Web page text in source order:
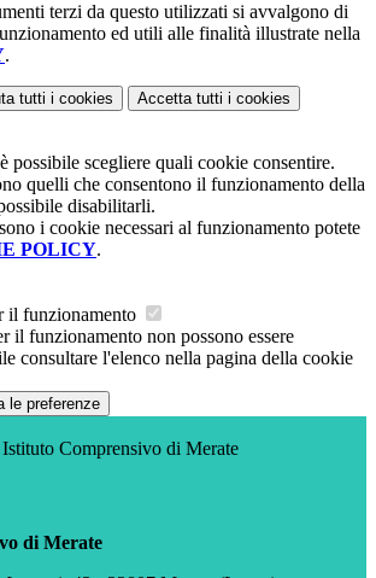
terzi da questo utilizzati si avvalgono di
ed utili alle finalità illustrate nella
.
tutti i cookies Accetta tutti i cookies
possibile scegliere quali cookie consentire.
quelli che consentono il funzionamento della
disabilitarli.
i cookie necessari al funzionamento potete
POLICY.
il funzionamento
il funzionamento non possono essere
consultare l'elenco nella pagina della cookie
le preferenze
Istituto Comprensivo di Merate
di Merate